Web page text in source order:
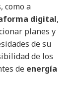
como a
digital,
planes y
de su
de los
de energía